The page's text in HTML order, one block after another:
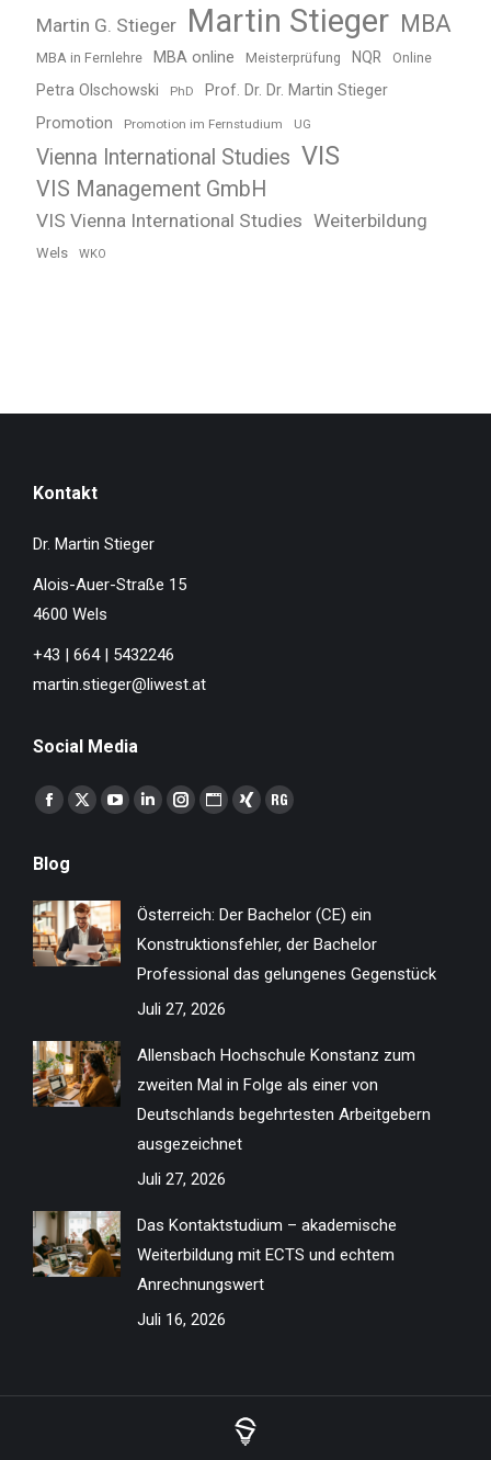
Martin G. Stieger Martin Stieger MBA
MBA in Fernlehre MBA online Meisterprüfung NQR Online
Petra Olschowski PhD Prof. Dr. Dr. Martin Stieger
Promotion Promotion im Fernstudium UG
Vienna International Studies VIS
VIS Management GmbH
VIS Vienna International Studies Weiterbildung
Wels WKO
Kontakt
Dr. Martin Stieger
Alois-Auer-Straße 15
4600 Wels
+43 | 664 | 5432246
martin.stieger@liwest.at
Social Media
Finden Sie uns auf:
Facebook
opens
in
new
window
X
in
new
window
YouTube
in
new
window
Linkedin
new
window
Instagram
new
window
Website
new
window
XING
new
window
ResearchGate
new
window
Blog
Österreich: Der Bachelor (CE) ein
Konstruktionsfehler, der Bachelor
Professional das gelungenes Gegenstück
Juli 27, 2026
Allensbach Hochschule Konstanz zum
zweiten Mal in Folge als einer von
Deutschlands begehrtesten Arbeitgebern
ausgezeichnet
Juli 27, 2026
Das Kontaktstudium – akademische
Weiterbildung mit ECTS und echtem
Anrechnungswert
Juli 16, 2026